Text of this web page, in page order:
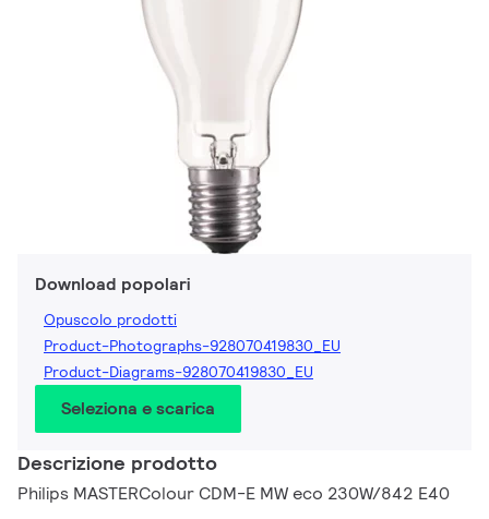
Download popolari
Opuscolo prodotti
Product-Photographs-928070419830_EU
Product-Diagrams-928070419830_EU
Seleziona e scarica
Descrizione prodotto
Philips MASTERColour CDM-E MW eco 230W/842 E40